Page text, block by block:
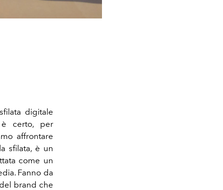
digitale
è certo, per
affrontare
sfilata, è un
come un
Fanno da
brand che